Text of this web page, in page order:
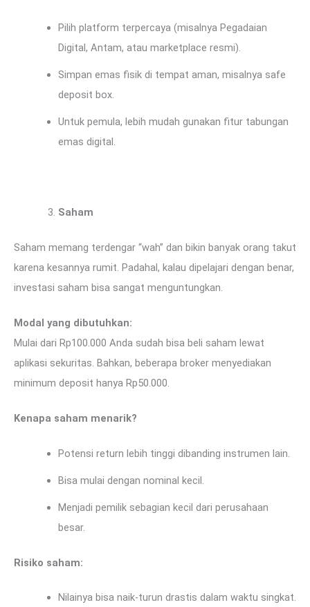
Pilih platform terpercaya (misalnya Pegadaian
Digital, Antam, atau marketplace resmi).
Simpan emas fisik di tempat aman, misalnya safe
deposit box.
Untuk pemula, lebih mudah gunakan fitur tabungan
emas digital.
Saham
Saham memang terdengar “wah” dan bikin banyak orang takut
karena kesannya rumit. Padahal, kalau dipelajari dengan benar,
investasi saham bisa sangat menguntungkan.
Modal yang dibutuhkan:
Mulai dari Rp100.000 Anda sudah bisa beli saham lewat
aplikasi sekuritas. Bahkan, beberapa broker menyediakan
minimum deposit hanya Rp50.000.
Kenapa saham menarik?
Potensi return lebih tinggi dibanding instrumen lain.
Bisa mulai dengan nominal kecil.
Menjadi pemilik sebagian kecil dari perusahaan
besar.
Risiko saham:
Nilainya bisa naik-turun drastis dalam waktu singkat.